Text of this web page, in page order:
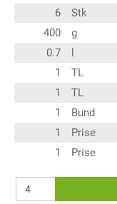
6
Stk
400
g
0.7
1
TL
1
TL
1
Bund
1
Prise
1
Prise